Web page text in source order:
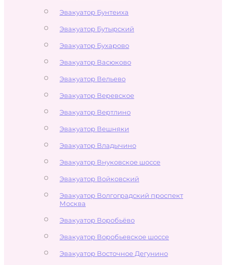
Эвакуатор Бунтеиха
Эвакуатор Бутырский
Эвакуатор Бухарово
Эвакуатор Васюково
Эвакуатор Вельево
Эвакуатор Веревское
Эвакуатор Вертлино
Эвакуатор Вешняки
Эвакуатор Владычино
Эвакуатор Внуковское шоссе
Эвакуатор Войковский
Эвакуатор Волгоградский проспект
Москва
Эвакуатор Воробьёво
Эвакуатор Воробьевское шоссе
Эвакуатор Восточное Дегунино